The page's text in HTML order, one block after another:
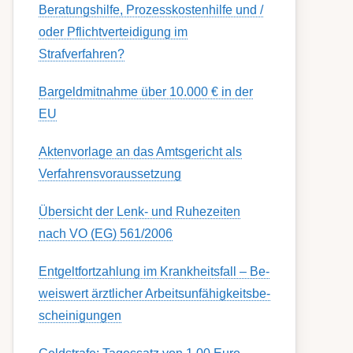
Berat­ungs­hil­fe, Pro­zess­kost­en­hilfe und /
oder Pflicht­ver­teidig­ung im
Strafverfahren?
Bargeldmitnahme über 10.000 € in der
EU
Aktenvorlage an das Amtsgericht als
Verfahrensvoraussetzung
Übersicht der Lenk- und Ruhezeiten
nach VO (EG) 561/2006
Ent­gelt­fort­zahl­ung im Krank­heits­fall – Be­
weis­wert ärzt­lich­er Ar­beits­un­fähig­keits­be­
schein­igung­en